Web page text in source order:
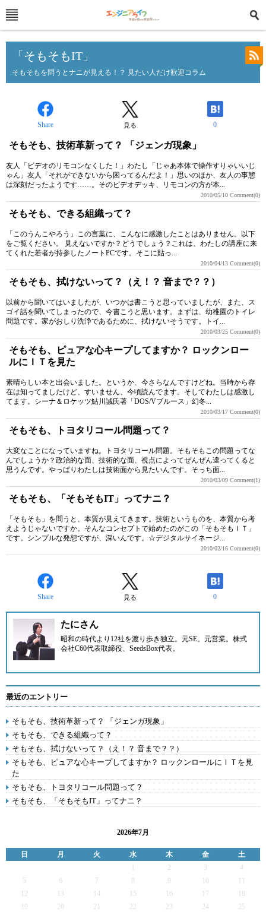
「そもそもIT」
そもそもを問うとナニが見える！？ 見たい人だけ歓迎コラム
Share 見る 0
そもそも、技術革新って？ 「ジェンガ現象」
友人「ビデオのリモコンなくした！」わたし「じゃあ本体で操作すりゃいいじ
ゃん」友人「それができないから困ってるんだよ！」思いのほか、友人の事態
は深刻だったようです……。そのビデオデッキ、リモコンの方が本...
2010/05/10 Comment(0)
そもそも、できる組織って？
「このうんこやろう」この言葉に、こんなに感激したことはありません。以下
をご覧ください。 見えないですか？どうでしょう？これは、わたしの講座に来
てくれた若者が持参したノートPCです。そこに貼っ...
2010/04/13 Comment(0)
そもそも、拭けないって？（え！？ 音まで？？）
以前から聞いてはいましたが、いつかは書こうと思っていましたが、また、ス
ゴイ話を聞いてしまったので、今書こうと思います。まずは、幼稚園のトイレ
問題です。家がおしり洗浄であるために、拭けないそうです。トイ...
2010/03/25 Comment(0)
そもそも、ピュアな心キープしてますか？ ロックンロー
ルにＩＴを見た
素晴らしい本と出会いました。というか、今さらなんですけどね。当時から存
在は知ってましたけど、すいません、今頃読んでます。そしてわたしは感激し
てます。シーナ＆ロケッツ鮎川誠氏著「DOS/Vブルース」幻冬...
2010/03/17 Comment(0)
そもそも、トヨタリコール問題って？
大変なことになっていますね。トヨタリコール問題。そもそもこの問題ってな
んでしょうか？政治的な面、技術的な面、視点によってぜんぜん違ってくると
思うんです。やっぱりわたしは技術面から見たいんです。そっち面...
2010/03/09 Comment(1)
そもそも、「そもそもIT」ってナニ？
「そもそも」を問うと、本質が見えてきます。技術というものを、本質から考
えようじゃないですか。そんなコンセプトで始めたのがこの「そもそもＩＴ」
です。シンプルな発想ですが、深いんです。☆デジタルサイネージ...
2010/02/16 Comment(0)
Share 見る 0
たにさん
昭和の時代より12社を渡り歩き独立。元SE。元営業。 株式
会社C60代表取締役、SeedsBox代表。
最近のエントリー
そもそも、技術革新って？ 「ジェンガ現象」
そもそも、できる組織って？
そもそも、拭けないって？（え！？ 音まで？？）
そもそも、ピュアな心キープしてますか？ ロックンロールにＩＴを見
た
そもそも、トヨタリコール問題って？
そもそも、「そもそもIT」ってナニ？
2026年7月
日 月 火 水 木 金
土
2 3
4
5
6 7 9
12
13 14 15 16 17
19
20 21 22 23 24
25